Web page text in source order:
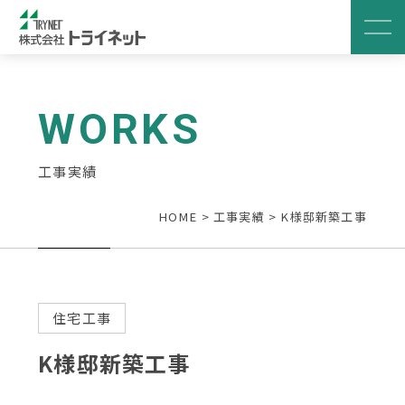
WORKS
工事実績
HOME >工事実績 > K様邸新築工事
住宅工事
K様邸新築工事